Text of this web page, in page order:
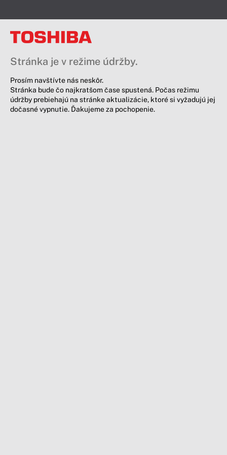
Stránka je v režime údržby.
Prosím navštívte nás neskôr.
Stránka bude čo najkratšom čase spustená. Počas režimu
údržby prebiehajú na stránke aktualizácie, ktoré si vyžadujú jej
dočasné vypnutie. Ďakujeme za pochopenie.